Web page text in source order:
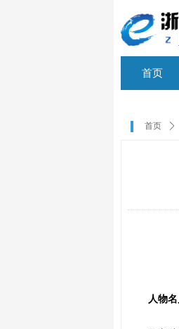
首页
人物
首页 ꄲ